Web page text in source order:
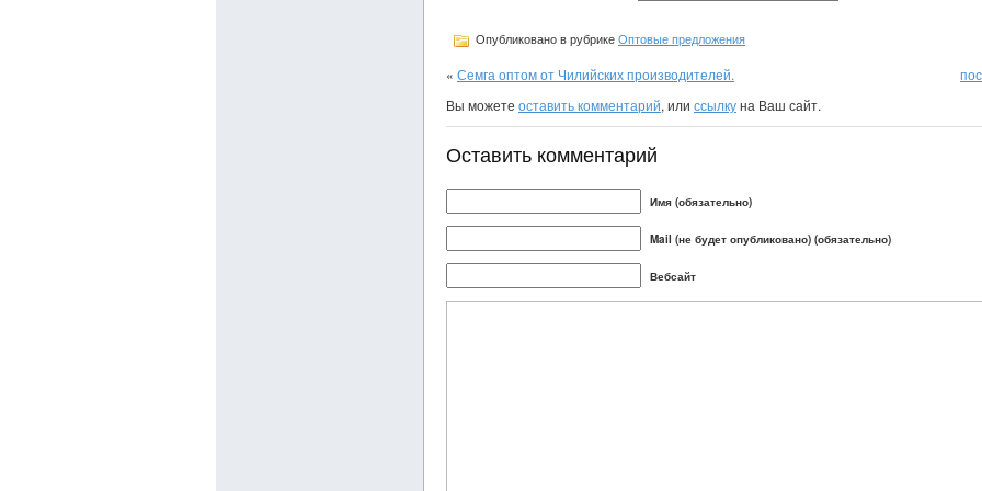
Опубликовано в рубрике Оптовые предложения
« Семга оптом от Чилийских производителей.
Вы можете оставить комментарий, или ссылкуна Ваш сайт.
Оставить комментарий
Имя (обязательно)
Mail (не будет опубликовано) (обязательно)
Вебсайт